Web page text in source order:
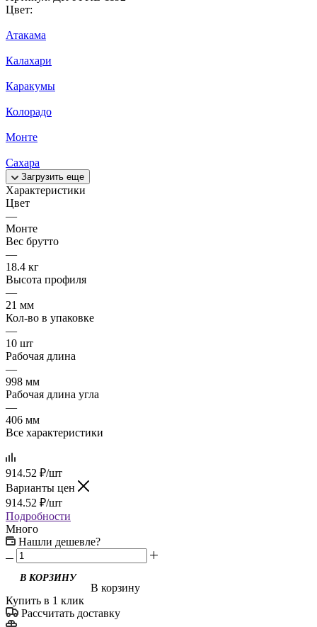
Цвет:
Атакама
Калахари
Каракумы
Колорадо
Монте
Сахара
Загрузить еще
Характеристики
Цвет
—
Монте
Вес брутто
—
18.4 кг
Высота профиля
—
21 мм
Кол-во в упаковке
—
10 шт
Рабочая длина
—
998 мм
Рабочая длина угла
—
406 мм
Все характеристики
914.52 ₽/шт
Варианты цен
914.52 ₽/шт
Подробности
Много
Нашли дешевле?
В корзину
Купить в 1 клик
Рассчитать доставку